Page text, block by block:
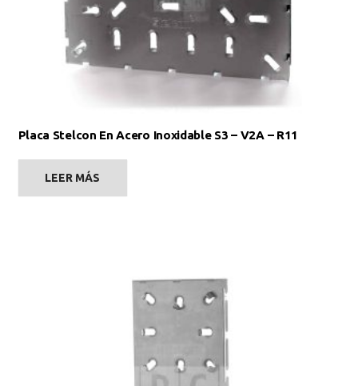
Placa Stelcon En Acero Inoxidable S3 – V2A – R11
LEER MÁS